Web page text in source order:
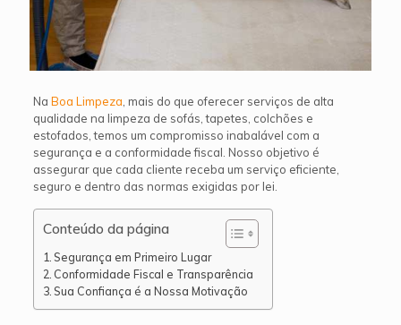
Na Boa Limpeza, mais do que oferecer serviços de alta
qualidade na limpeza de sofás, tapetes, colchões e
estofados, temos um compromisso inabalável com a
segurança e a conformidade fiscal. Nosso objetivo é
assegurar que cada cliente receba um serviço eficiente,
seguro e dentro das normas exigidas por lei.
Conteúdo da página
Segurança em Primeiro Lugar
Conformidade Fiscal e Transparência
Sua Confiança é a Nossa Motivação